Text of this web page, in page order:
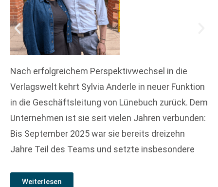
Nach erfolgreichem Perspektivwechsel in die
Verlagswelt kehrt Sylvia Anderle in neuer Funktion
in die Geschäftsleitung von Lünebuch zurück. Dem
Unternehmen ist sie seit vielen Jahren verbunden:
Bis September 2025 war sie bereits dreizehn
Jahre Teil des Teams und setzte insbesondere
Weiterlesen